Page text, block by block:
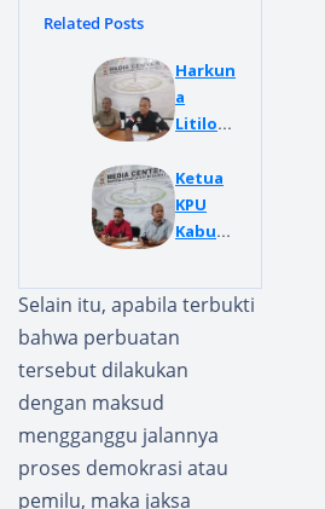
Related Posts
Harkun
a
Litiloly
Berhar
ap
Ketua
Segera
di
Periksa
Bawasl
dugaa
n
tindak
Ketua
KPU
Kabup
Buru di
Lapork
an di
Bawasl
Manta
n
Ketua
Selain itu, apabila terbukti
bahwa perbuatan
tersebut dilakukan
dengan maksud
mengganggu jalannya
proses demokrasi atau
pemilu, maka jaksa